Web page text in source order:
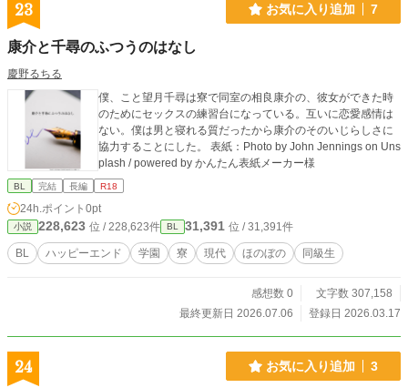
23 お気に入り追加 7
康介と千尋のふつうのはなし
慶野るちる
僕、こと望月千尋は寮で同室の相良康介の、彼女ができた時
のためにセックスの練習台になっている。互いに恋愛感情は
ない。僕は男と寝れる質だったから康介のそのいじらしさに
協力することにした。 表紙：Photo by John Jennings on Uns
plash / powered by かんたん表紙メーカー様
BL 完結 長編 R18
24h.ポイント 0pt
小説 228,623 位 / 228,623件 BL 31,391 位 / 31,391件
BL ハッピーエンド 学園 寮 現代 ほのぼの 同級生
感想数 0
文字数 307,158
最終更新日 2026.07.06
登録日 2026.03.17
24 お気に入り追加 3